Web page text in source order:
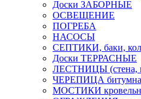
Доски ЗАБОРНЫЕ
ОСВЕЩЕНИЕ
ПОГРЕБА
НАСОСЫ
СЕПТИКИ, баки,
Доски ТЕРРАСНЫЕ
ЛЕСТНИЦЫ (стена,
ЧЕРЕПИЦА
МОСТИКИ